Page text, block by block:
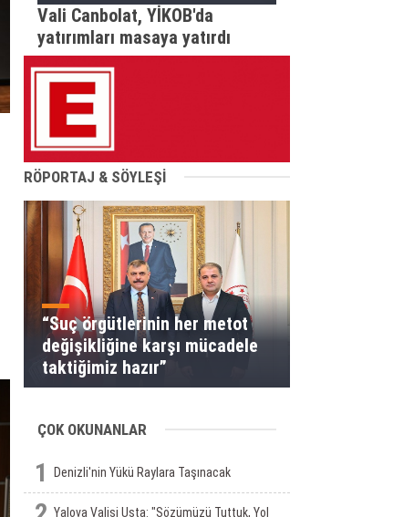
Vali Canbolat, YİKOB'da
yatırımları masaya yatırdı
RÖPORTAJ & SÖYLEŞİ
“Suç örgütlerinin her metot
değişikliğine karşı mücadele
taktiğimiz hazır”
ÇOK OKUNANLAR
1 Denizli'nin Yükü Raylara Taşınacak
Yalova Valisi Usta: "Sözümüzü Tuttuk, Yol